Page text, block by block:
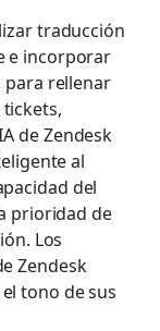
traducción
e incorporar
para rellenar
de Zendesk
al
del
prioridad de
Los
Zendesk
tono de sus